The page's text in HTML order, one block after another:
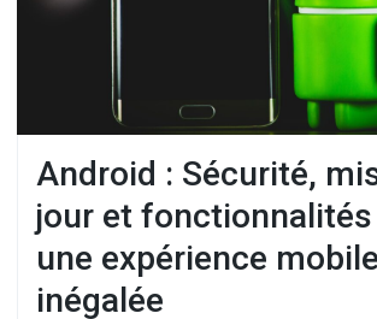
Android : Sécurité,
jour et
une expérience mobile
inégalée